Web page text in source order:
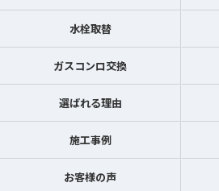
水栓取替
ガスコンロ交換
選ばれる理由
施工事例
お客様の声